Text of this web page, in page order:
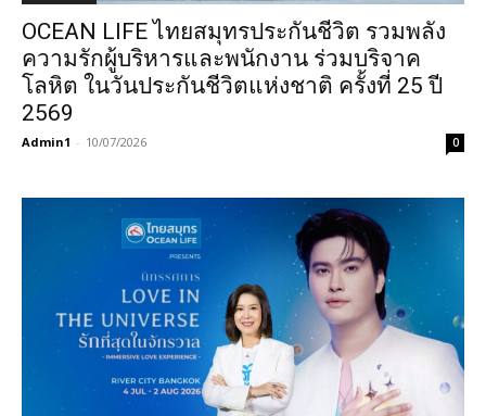
OCEAN LIFE ไทยสมุทรประกันชีวิต รวมพลัง
ความรักผู้บริหารและพนักงาน ร่วมบริจาค
โลหิต ในวันประกันชีวิตแห่งชาติ ครั้งที่ 25 ปี
2569
Admin1 - 10/07/2026 0